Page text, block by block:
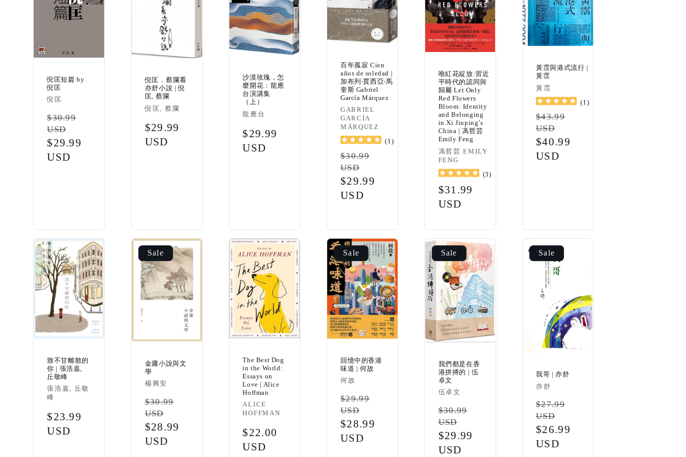
倪匡短篇 by
倪匡
Vendor:
倪匡
Regular
price
$30.99
USD
Sale
price
$29.99
USD
倪匡．蔡瀾看
亦舒小說 | 倪
匡, 蔡瀾
Vendor:
倪匡, 蔡瀾
Regular
price
$29.99
USD
沙漠玫瑰，怎
麼開花：龍應
台演講集
（上）
Vendor:
龍應台
Regular
price
$29.99
USD
百年孤寂 Cien
años de soledad |
加布列‧賈西亞‧馬
奎斯 Gabriel
García Márquez
Vendor:
GABRIEL
GARCÍA
MÁRQUEZ
(1)
Regular
price
$30.99
USD
Sale
price
$29.99
USD
唯紅花綻放:習近
平時代的認同與
歸屬 Let Only
Red Flowers
Bloom: Identity
and Belonging
in Xi Jinping’s
China | 馮哲芸
Emily Feng
Vendor:
馮哲芸 EMILY
FENG
(3)
Regular
price
$31.99
USD
黃霑與港式流行 |
黃霑
Vendor:
黃霑
(1 )
Regular
price
$43.99
USD
Sale
price
$40.99
USD
致不甘離散的
你 | 張浩嘉,
丘敬峰
Vendor:
張浩嘉, 丘敬
峰
Regular
price
$23.99
USD
Sale
金庸小說與文
學
Vendor:
楊興安
Regular
price
$30.99
USD
Sale
price
$28.99
USD
The Best Dog
in the World:
Essays on
Love | Alice
Hoffman
Vendor:
ALICE
HOFFMAN
Regular
price
$22.00
USD
Sale
回憶中的香港
味道 | 何故
Vendor:
何故
Regular
price
$29.99
USD
Sale
price
$28.99
USD
Sale
我們都是在香
港拼搏的 | 伍
卓文
Vendor:
伍卓文
Regular
price
$30.99
USD
Sale
price
$29.99
USD
Sale
我哥 | 亦舒
Vendor:
亦舒
Regular
price
$27.99
USD
Sale
price
$26.99
USD